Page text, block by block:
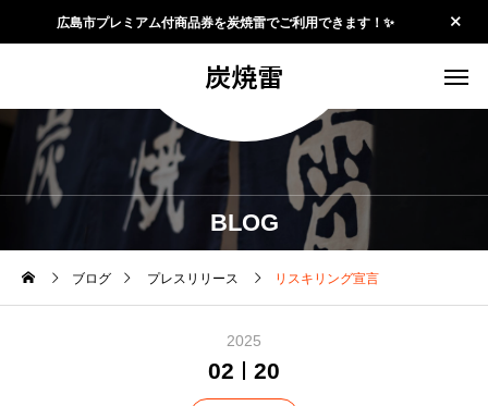
広島市プレミアム付商品券を炭焼雷でご利用できます！✨
炭焼雷
BLOG
ブログ プレスリリース リスキリング宣言
2025
02 20